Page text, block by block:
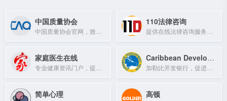
中国质量协会 110法律咨询
家庭医生在线 Caribbean Development Bank
简单心理 高顿